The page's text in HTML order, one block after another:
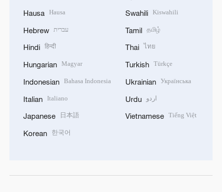
Hausa Hausa
Hebrew עברית
Hindi हिन्दी
Hungarian Magyar
Indonesian Bahasa Indonesia
Italian Italiano
Japanese 日本語
Korean 한국어
Swahili Kiswahili
Tamil தமிழ்
Thai ไทย
Turkish Türkçe
Ukrainian Українська
Urdu اردو
Vietnamese Tiếng Việt